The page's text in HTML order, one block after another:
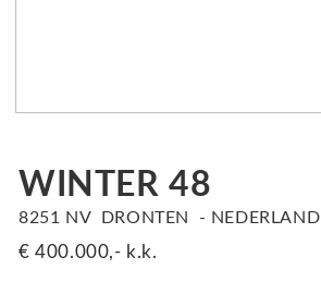
WINTER 48
8251 NV DRONTEN NEDERLAND
€ 400.000,- k.k.